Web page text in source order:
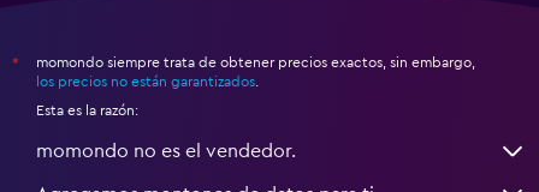
*
momondo siempre trata de obtener precios exactos, sin embargo,
los precios no están garantizados
Esta es la razón:
momondo no es el vendedor.